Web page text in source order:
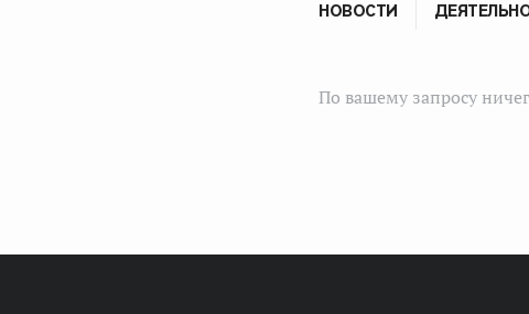
НОВОСТИ
По вашему запросу